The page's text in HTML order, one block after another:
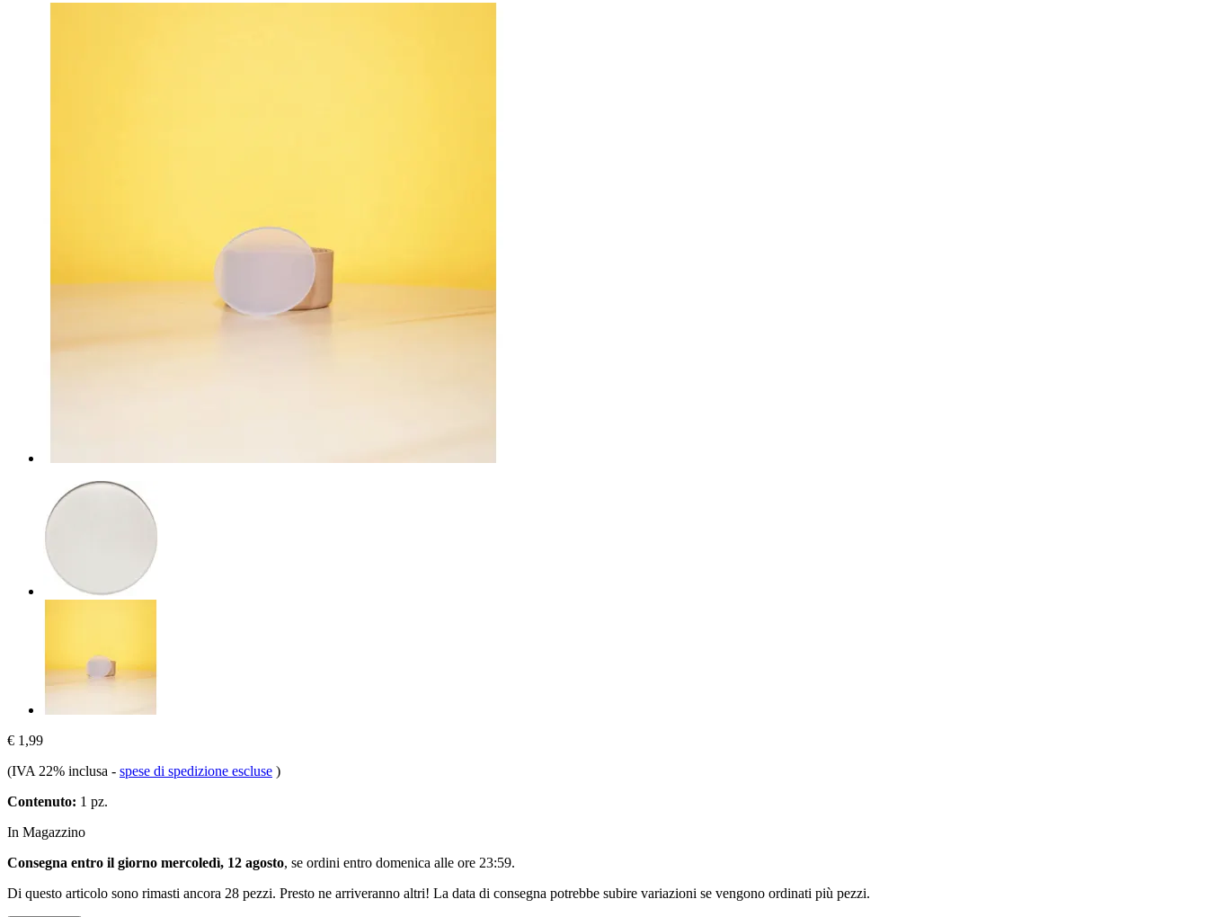
€ 1,99
(IVA 22% inclusa - spese di spedizione escluse )
Contenuto: 1 pz.
In Magazzino
Consegna entro il giorno mercoledì, 12 agosto, se ordini entro domenica alle ore 23:59.
Di questo articolo sono rimasti ancora 28 pezzi. Presto ne arriveranno altri! La data di consegna potrebbe subire variazioni se vengono ordinati più pezzi.